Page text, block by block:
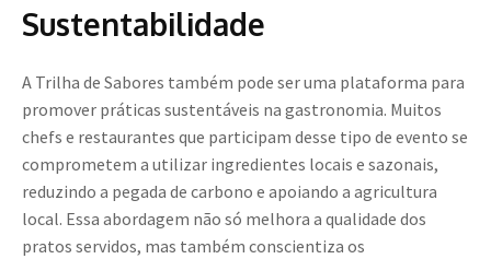
Sustentabilidade
A Trilha de Sabores também pode ser uma plataforma para
promover práticas sustentáveis na gastronomia. Muitos
chefs e restaurantes que participam desse tipo de evento se
comprometem a utilizar ingredientes locais e sazonais,
reduzindo a pegada de carbono e apoiando a agricultura
local. Essa abordagem não só melhora a qualidade dos
pratos servidos, mas também conscientiza os